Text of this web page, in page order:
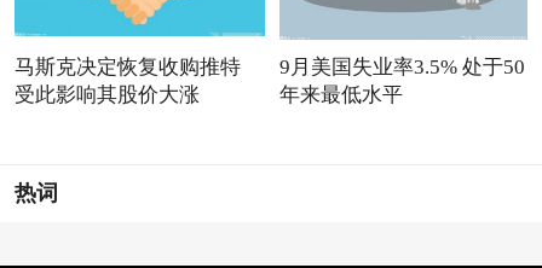
马斯克决定恢复收购推特
受此影响其股价大涨
9月美国失业率3.5% 处于50
年来最低水平
热词